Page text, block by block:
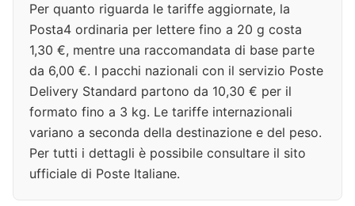
Per quanto riguarda le tariffe aggiornate, la
Posta4 ordinaria per lettere fino a 20 g costa
1,30 €, mentre una raccomandata di base parte
da 6,00 €. I pacchi nazionali con il servizio Poste
Delivery Standard partono da 10,30 € per il
formato fino a 3 kg. Le tariffe internazionali
variano a seconda della destinazione e del peso.
Per tutti i dettagli è possibile consultare il sito
ufficiale di Poste Italiane.